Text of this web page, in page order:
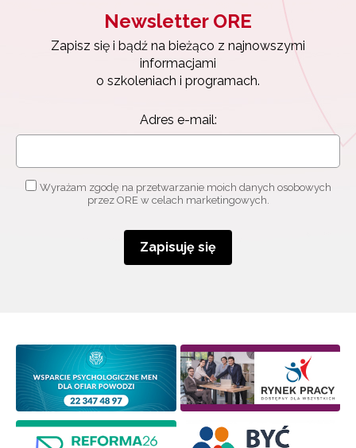
Newsletter ORE
Zapisz się i bądź na bieżąco z najnowszymi
informacjami
o szkoleniach i programach.
Adres e-mail:
Wyrażam zgodę na przetwarzanie moich danych osobowych
przez ORE w celach marketingowych.
Zapisuję się